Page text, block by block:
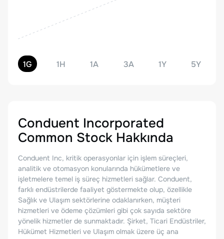
1G 1H 1A 3A 1Y 5Y
Conduent Incorporated
Common Stock Hakkında
Conduent Inc, kritik operasyonlar için işlem süreçleri,
analitik ve otomasyon konularında hükümetlere ve
işletmelere temel iş süreç hizmetleri sağlar. Conduent,
farklı endüstrilerde faaliyet göstermekte olup, özellikle
Sağlık ve Ulaşım sektörlerine odaklanırken, müşteri
hizmetleri ve ödeme çözümleri gibi çok sayıda sektöre
yönelik hizmetler de sunmaktadır. Şirket, Ticari Endüstriler,
Hükümet Hizmetleri ve Ulaşım olmak üzere üç ana